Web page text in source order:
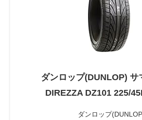
ダンロップ(DUNLOP) サ
DIREZZA DZ101 225/
ダンロップ